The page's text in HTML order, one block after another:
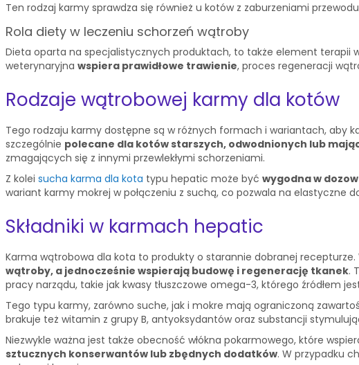
Ten rodzaj karmy sprawdza się również u kotów z zaburzeniami
Rola diety w leczeniu schorzeń wątroby
Dieta oparta na specjalistycznych produktach, to także element terapii
weterynaryjna wspiera prawidłowe trawienie, proces regeneracji
Rodzaje wątrobowej karmy dla kotów
Tego rodzaju karmy dostępne są w różnych formach i wariantach, aby
szczególnie polecane dla kotów starszych, odwodnionych lub
zmagających się z innymi przewlekłymi schorzeniami.
Z kolei sucha karma dla kota typu hepatic może być wygodna w
wariant karmy mokrej w połączeniu z suchą, co pozwala na elastyczne
Składniki w karmach hepatic
Karma wątrobowa dla kota to produkty o starannie dobranej recepturze.
wątroby, a jednocześnie wspierają budowę i regenerację tkanek.
pracy narządu, takie jak kwasy tłuszczowe omega-3, którego źródłem
Tego typu karmy, zarówno suche, jak i mokre mają ograniczoną
brakuje też witamin z grupy B, antyoksydantów oraz substancji
Niezwykle ważna jest także obecność włókna pokarmowego, które
sztucznych konserwantów lub zbędnych dodatków. W przypadku